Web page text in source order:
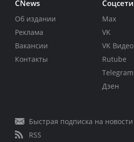
CNews
Об издании
Реклама
Вакансии
Контакты
Соцсети
Max
VK
VK Видео
Rutube
Telegram
Дзен
Быстрая подписка на новости
RSS